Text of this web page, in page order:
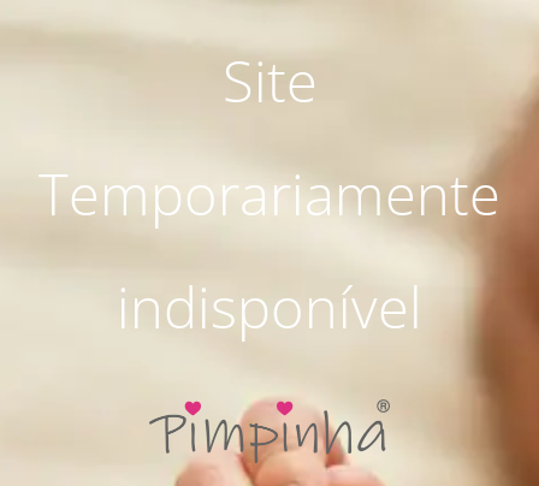
Site
Temporariamente
indisponível